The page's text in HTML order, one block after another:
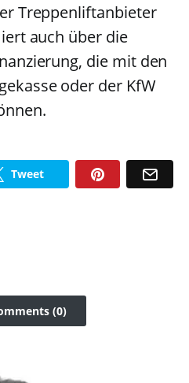
Treppenliftanbieter
auch über die
die mit den
oder der KfW
Tweet
(0)